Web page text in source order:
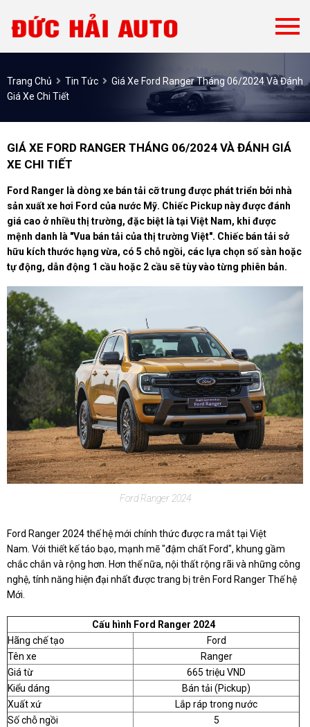
Trang Chủ Tin Tức
Giá Xe Ford Ranger Tháng 06/2024 Và Đánh
Giá Xe Chi Tiết
GIÁ XE FORD RANGER THÁNG 06/2024 VÀ ĐÁNH GIÁ
XE CHI TIẾT
Ford Ranger là dòng xe bán tải cỡ trung được phát triển bởi nhà
sản xuất xe hơi Ford của nước Mỹ. Chiếc Pickup này được đánh
giá cao ở nhiều thị trường, đặc biệt là tại Việt Nam, khi được
mệnh danh là "Vua bán tải của thị trường Việt". Chiếc bán tải sở
hữu kích thước hạng vừa, có 5 chỗ ngồi, các lựa chọn số sàn hoặc
tự động, dẫn động 1 cầu hoặc 2 cầu sẽ tùy vào từng phiên bản.
Ford Ranger 2024
Ford Ranger 2024 thế hệ mới chính thức được ra mắt tại Việt
Nam. Với thiết kế táo bạo, mạnh mẽ "đậm chất Ford", khung gầm
chắc chắn và rộng hơn. Hơn thế nữa, nội thất rộng rãi và những công
nghệ, tính năng hiện đại nhất được trang bị trên Ford Ranger Thế hệ
Mới.
Cấu hình Ford Ranger 2024
Hãng chế tạo
Ford
Tên xe
Ranger
Giá từ
665 triệu VND
Kiểu dáng
Bán tải (Pickup)
Xuất xứ
Lắp ráp trong nước
Số chỗ ngồi
5